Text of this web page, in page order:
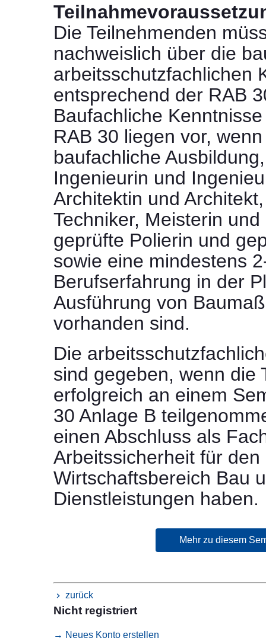
Die Teilnehmenden
nachweislich über die
arbeitsschutzfachlichen
entsprechend der RAB
Baufachliche
RAB 30 liegen vor,
baufachliche
Ingenieurin und
Architektin und
Techniker, Meisterin
geprüfte Polierin und
sowie eine mindestens
Berufserfahrung in der
Ausführung von
vorhanden sind.
Die
sind gegeben, wenn die
erfolgreich an einem
30 Anlage B
einen Abschluss als
Arbeitssicherheit für den
Wirtschaftsbereich Bau
Dienstleistungen haben.
Mehr zu diesem
zurück
Nicht registriert
→ Neues Konto erstellen